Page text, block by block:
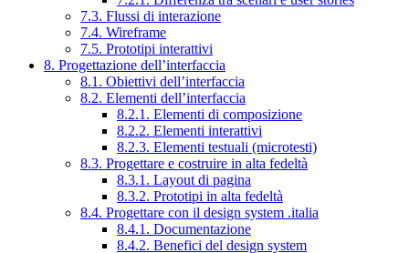
7.3. Flussi di interazione
7.4. Wireframe
7.5. Prototipi interattivi
8. Progettazione dell’interfaccia
8.1. Obiettivi dell’interfaccia
8.2. Elementi dell’interfaccia
8.2.1. Elementi di composizione
8.2.2. Elementi interattivi
8.2.3. Elementi testuali (microtesti)
8.3. Progettare e costruire in alta fedeltà
8.3.1. Layout di pagina
8.3.2. Prototipi in alta fedeltà
8.4. Progettare con il design system .italia
8.4.1. Documentazione
8.4.2. Benefici del design system